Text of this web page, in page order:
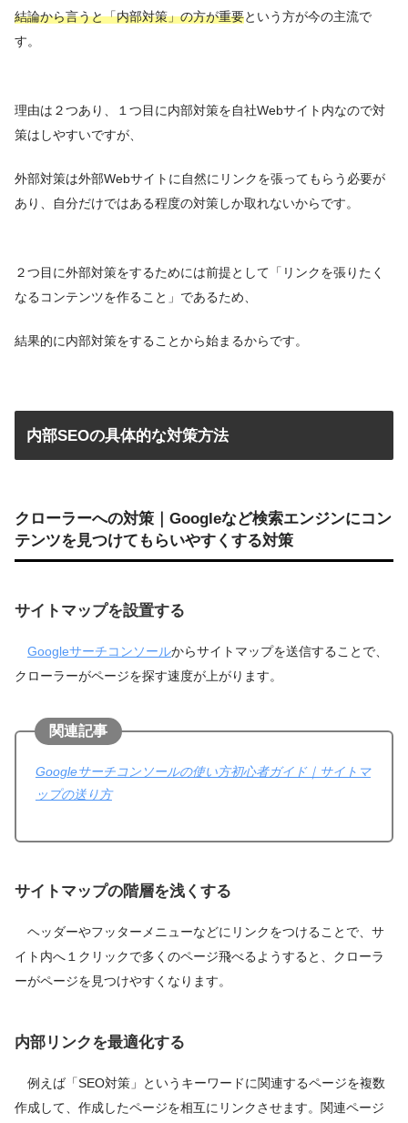
結論から言うと「内部対策」の方が重要という方が今の主流で
す。
理由は２つあり、１つ目に内部対策を自社Webサイト内なので対
策はしやすいですが、
外部対策は外部Webサイトに自然にリンクを張ってもらう必要が
あり、自分だけではある程度の対策しか取れないからです。
２つ目に外部対策をするためには前提として「リンクを張りたく
なるコンテンツを作ること」であるため、
結果的に内部対策をすることから始まるからです。
内部SEOの具体的な対策方法
クローラーへの対策｜Googleなど検索エンジンにコン
テンツを見つけてもらいやすくする対策
サイトマップを設置する
Googleサーチコンソールからサイトマップを送信することで、
クローラーがページを探す速度が上がります。
関連記事
Googleサーチコンソールの使い方初心者ガイド｜サイトマ
ップの送り方
サイトマップの階層を浅くする
ヘッダーやフッターメニューなどにリンクをつけることで、サ
イト内へ１クリックで多くのページ飛べるようすると、クローラ
ーがページを見つけやすくなります。
内部リンクを最適化する
例えば「SEO対策」というキーワードに関連するページを複数
作成して、作成したページを相互にリンクさせます。関連ページ